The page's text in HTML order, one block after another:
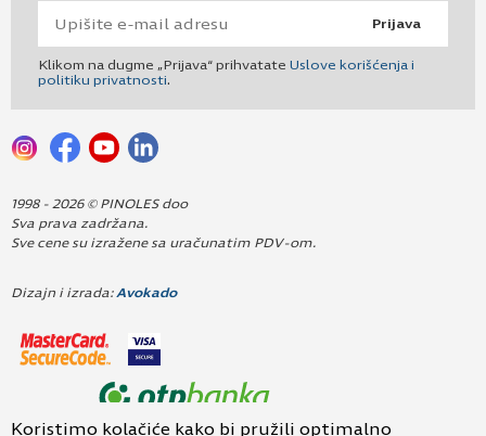
Prijava
Klikom na dugme „Prijava“ prihvatate Uslove korišćenja i
politiku privatnosti.
1998 - 2026 © PINOLES doo
Sva prava zadržana.
Sve cene su izražene sa uračunatim PDV-om.
Dizajn i izrada:Avokado
Koristimo kolačiće kako bi pružili optimalno